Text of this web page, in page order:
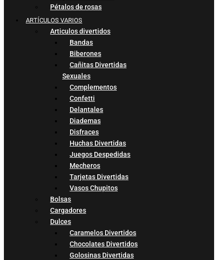
Pétalos de rosas
ARTÍCULOS VARIOS
Articulos divertidos
Bandas
Biberones
Cañitas Divertidas
Sexuales
Complementos
Confetti
Delantales
Diademas
Disfraces
Huchas Divertidas
Juegos Despedidas
Mecheros
Tarjetas Divertidas
Vasos Chupitos
Bolsas
Cargadores
Dulces
Caramelos Divertidos
Chocolates Divertidos
Golosinas Divertidas